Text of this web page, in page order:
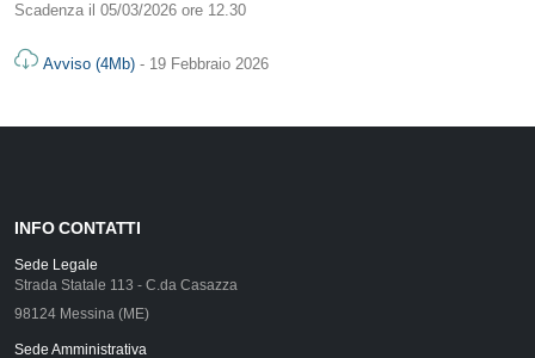
Scadenza il 05/03/2026 ore 12.30
Avviso (4Mb) - 19 Febbraio 2026
INFO CONTATTI
Sede Legale
Strada Statale 113 - C.da Casazza
98124 Messina (ME)
Sede Amministrativa